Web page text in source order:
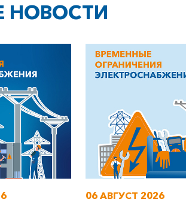
24-57
клиентам
НОВОСТИ
06 АВГУСТ 2026